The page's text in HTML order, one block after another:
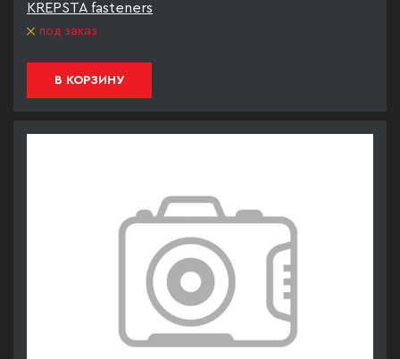
KREPSTA fasteners
под заказ
В КОРЗИНУ